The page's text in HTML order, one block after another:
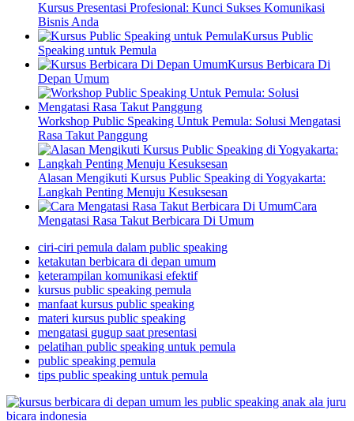
Kursus Presentasi Profesional: Kunci Sukses Komunikasi
Bisnis Anda
Kursus Public
Speaking untuk Pemula
Kursus Berbicara Di
Depan Umum
Workshop Public Speaking Untuk Pemula: Solusi Mengatasi
Rasa Takut Panggung
Alasan Mengikuti Kursus Public Speaking di Yogyakarta:
Langkah Penting Menuju Kesuksesan
Cara
Mengatasi Rasa Takut Berbicara Di Umum
ciri-ciri pemula dalam public speaking
ketakutan berbicara di depan umum
keterampilan komunikasi efektif
kursus public speaking pemula
manfaat kursus public speaking
materi kursus public speaking
mengatasi gugup saat presentasi
pelatihan public speaking untuk pemula
public speaking pemula
tips public speaking untuk pemula